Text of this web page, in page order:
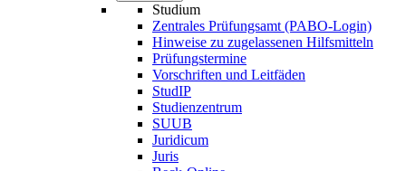
Studium
Zentrales Prüfungsamt (PABO-Login)
Hinweise zu zugelassenen Hilfsmitteln
Prüfungstermine
Vorschriften und Leitfäden
StudIP
Studienzentrum
SUUB
Juridicum
Juris